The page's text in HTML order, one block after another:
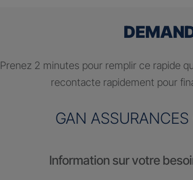
Prenez 2 minutes pour remplir ce rapide
recontacte rapidement pour
GAN
Information sur votre